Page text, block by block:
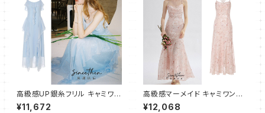
高級感UP銀糸フリル キャミワン
ピース フレア ロング
¥11,672
高級感マーメイド キャミワンピ
ース ロング
¥12,068